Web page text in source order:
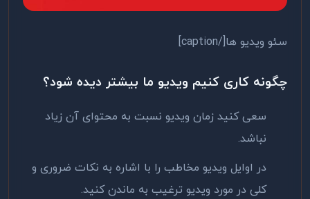
سئو ویدیو ها[/caption]
چگونه کاری کنیم ویدیو ما بیشتر دیده شود؟
سعی کنید زمان ویدیو نسبت به محتوای آن زیاد
نباشد.
در اوایل ویدیو مخاطب را با اشاره به نکات ضروری و
کلی در مورد ویدیو ترغیب به ماندن کنید.